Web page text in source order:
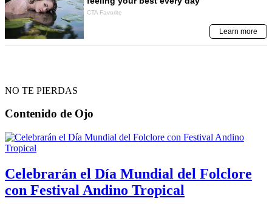
NO TE PIERDAS
Contenido de Ojo
Celebrarán el Día Mundial del Folclore
con Festival Andino Tropical